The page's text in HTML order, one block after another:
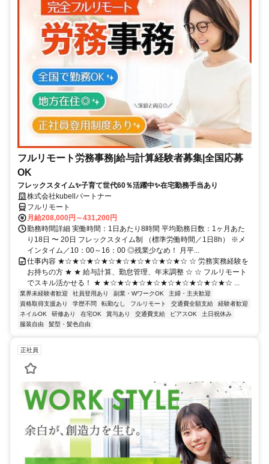
フルリモート労務事務|給与計算経験者募集|全国応募
OK
フレックスタイム✨子育て世代60％活躍中✨在宅勤務手当あり
株式会社kubellパートナー
フルリモート
月給208,000円～431,200円
勤務時間詳細 実働時間：1日あたり8時間 平均勤務日数：1ヶ月あた
り18日 〜 20日 フレックスタイム制 （標準労働時間／1日8h） ※メ
インタイム／10：00～16：00 ◎残業少なめ！ 月平...
仕事内容 ★☆★☆★☆★☆★☆★☆★☆★☆★☆ ☆ 労務実務経験を
お持ちの方 ★ ★ 給与計算、勤怠管理、年末調整 ☆ ☆ フルリモート
でスキル活かせる！ ★ ★☆★☆★☆★☆★☆★☆★☆★☆★☆ ...
業界未経験者歓迎 社員登用あり 副業・WワークOK
主婦・主夫歓迎
資格取得支援あり
学歴不問 転勤なし フルリモート 交通費全額支給
経験者歓迎
ネイルOK
研修あり 在宅OK 賞与あり 交通費支給 ピアスOK
土日祝休み
服装自由
髪型・髪色自由
正社員